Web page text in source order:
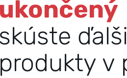
ukončený
skúste
produkty v